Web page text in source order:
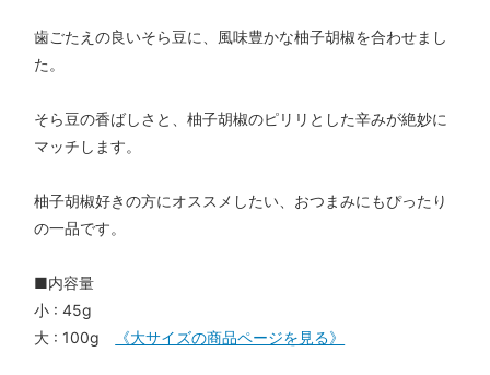
歯ごたえの良いそら豆に、風味豊かな柚子胡椒を合わせまし
た。
そら豆の香ばしさと、柚子胡椒のピリリとした辛みが絶妙に
マッチします。
柚子胡椒好きの方にオススメしたい、おつまみにもぴったり
の一品です。
■内容量
小 : 45g
大 : 100g
《大サイズの商品ページを見る》